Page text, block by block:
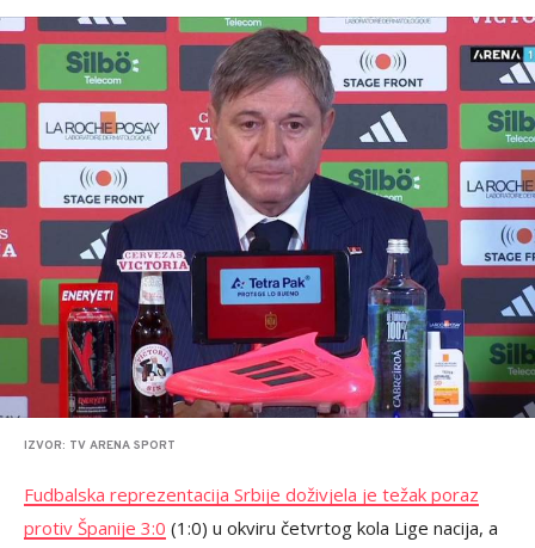
IZVOR: TV ARENA SPORT
Fudbalska reprezentacija Srbije doživjela je težak poraz
protiv Španije 3:0 (1:0) u okviru četvrtog kola Lige nacija, a